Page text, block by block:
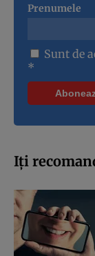
Prenumele
Sunt de
*
Iți